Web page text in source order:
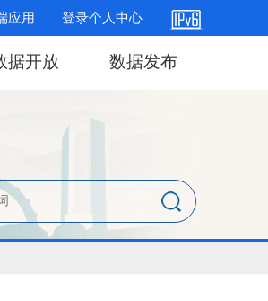
应用 登录个人中心
据开放 数据发布